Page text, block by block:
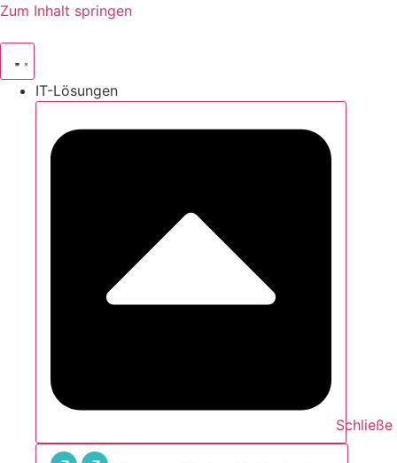
Zum Inhalt springen
IT-Lösungen